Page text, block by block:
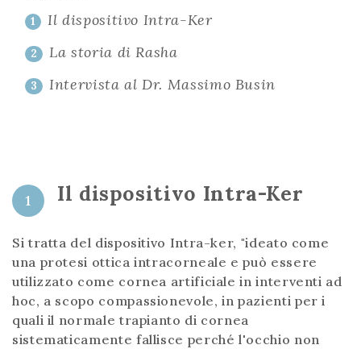
1 Il dispositivo Intra-Ker
2 La storia di Rasha
3 Intervista al Dr. Massimo Busin
1 Il dispositivo Intra-Ker
Si tratta del dispositivo Intra-ker, "ideato come
una protesi ottica intracorneale e può essere
utilizzato come cornea artificiale in interventi ad
hoc, a scopo compassionevole, in pazienti per i
quali il normale trapianto di cornea
sistematicamente fallisce perché l'occhio non